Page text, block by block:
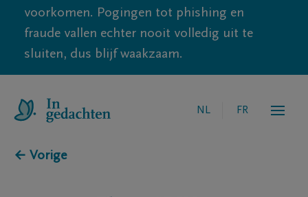
voorkomen. Pogingen tot phishing en
fraude vallen echter nooit volledig uit te
sluiten, dus blijf waakzaam.
NL FR
← Vorige